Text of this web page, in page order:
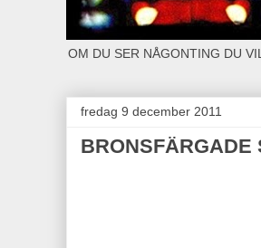
OM DU SER NÅGONTING DU
fredag 9 december 2011
BRONSFÄRGADE